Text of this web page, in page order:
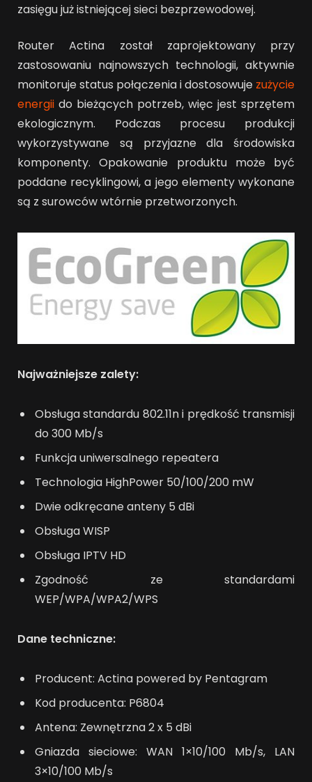
zasięgu już istniejącej sieci bezprzewodowej.
Router Actina został zaprojektowany przy
zastosowaniu najnowszych technologii, aktywnie
monitoruje status połączenia i dostosowuje zużycie
energii do bieżących potrzeb, więc jest sprzętem
ekologicznym. Podczas procesu produkcji
wykorzystywane są przyjazne dla środowiska
komponenty. Opakowanie produktu może być
poddane recyklingowi, a jego elementy wykonane
są z surowców wtórnie przetworzonych.
Najważniejsze zalety:
Obsługa standardu 802.11n i prędkość transmisji
do 300 Mb/s
Funkcja uniwersalnego repeatera
Technologia HighPower 50/100/200 mW
Dwie odkręcane anteny 5 dBi
Obsługa WISP
Obsługa IPTV HD
Zgodność ze standardami
WEP/WPA/WPA2/WPS
Dane techniczne:
Producent: Actina powered by Pentagram
Kod producenta: P6804
Antena: Zewnętrzna 2 x 5 dBi
Gniazda sieciowe: WAN 1×10/100 Mb/s, LAN
3×10/100 Mb/s